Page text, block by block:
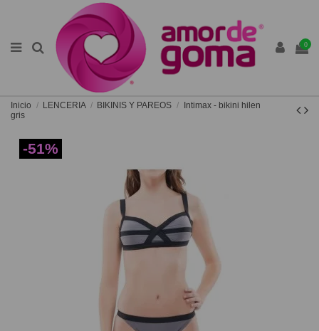
0
Inicio LENCERIA BIKINIS Y PAREOS
Intimax - bikini hilen
gris
-51%